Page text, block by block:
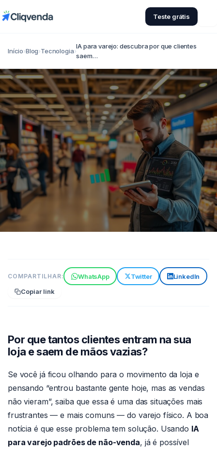
Teste grátis
Início›Blog›Tecnologia›
IA para varejo: descubra por que clientes
saem…
IA para varejo: descubra por
que clientes saem sem
Por
Claude
COMPARTILHAR: WhatsApp Twitter
LinkedIn
Copiar link
Por que tantos clientes entram na sua
loja e saem de mãos vazias?
Se você já ficou olhando para o movimento da loja e
pensando “entrou bastante gente hoje, mas as vendas
não vieram”, saiba que essa é uma das situações mais
frustrantes — e mais comuns — do varejo físico. A boa
notícia é que esse problema tem solução. Usando IA
para varejo padrões de não-venda, já é possível